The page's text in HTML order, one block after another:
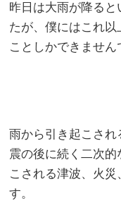
昨日は大雨が降る
たが、僕にはこれ
ことしかできません
雨から引き起こさ
震の後に続く二次
こされる津波、火
す。